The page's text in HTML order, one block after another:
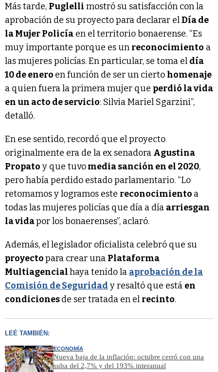
Más tarde, Puglelli mostró su satisfacción con la
aprobación de su proyecto para declarar elDía de
la Mujer Policía en el territorio bonaerense. “Es
muy importante porque es un reconocimiento a
las mujeres policías. En particular, se toma el día
10 de enero en función de ser un cierto homenaje
a quien fuera la primera mujer que perdió la vida
en un acto de servicio: Silvia Mariel Sgarzini”,
detalló.
En ese sentido, recordó que el proyecto
originalmente era de la ex senadora Agustina
Propato y que tuvomedia sanción en el 2020,
pero había perdido estado parlamentario. “Lo
retomamos y logramos este reconocimiento a
todas las mujeres policías que día a día arriesgan
la vidapor los bonaerenses”, aclaró.
Además, el legislador oficialista celebró que su
proyectopara crear una Plataforma
Multiagencialhaya tenido la aprobación de la
Comisión de Seguridad y resaltó que está en
condicionesde ser tratada en el recinto.
LEÉ TAMBIÉN:
ECONOMÍA
Nueva baja de la inflación: octubre cerró con una
suba del 2,7% y del 193% interanual